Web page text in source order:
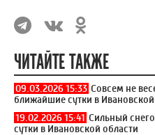
ЧИТАЙТЕ ТАКЖЕ
09.03.2026 15:33 Совсем не
ближайшие сутки в Ивановской
19.02.2026 15:41 Сильный
сутки в Ивановской области